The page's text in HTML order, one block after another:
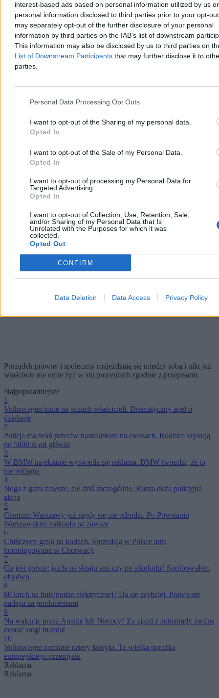
interest-based ads based on personal information utilized by us or
personal information disclosed to third parties prior to your opt-
may separately opt-out of the further disclosure of your personal
information by third parties on the IAB’s list of downstream
This information may also be disclosed by us to third parties on
List of Downstream Participants that may further disclose it to
parties.
Personal Data Processing Opt Outs
I want to opt-out of the Sharing of my personal data.
Opted In
I want to opt-out of the Sale of my Personal Data.
Opted In
I want to opt-out of processing my Personal Data for
Targeted Advertising.
Opted In
I want to opt-out of Collection, Use, Retention, Sale,
and/or Sharing of my Personal Data that Is
Unrelated with the Purposes for which it was
collected.
Opted Out
CONFIRM
Data Deletion Data Access Privacy Policy
Niech robią co chcą. Potem my żyjmy dalej, jakby nic się nie
zmieniło. Jeśli policja będzie chciała nam wlepić mandat, to i tak to
zrobi, nie podając nawet powodu – na co też można znaleźć liczne
przykłady w rodzaju kanału „audyt obywatelski”.
Reklama
Reklama
Porządek prawny i społeczny rozjeżdżają się między sobą i nikt już
właściwie nie umie żyć w stu procentach zgodnie z przepisami.
Najpopularniejsze
1
Volkswagen tonie na oczach właścicieli. Dramatyczny apel o
działanie
2
Policja ma broń przeciw nastolatkom na crossach. Rodzice szykują
po 5000 zł od główki
3
W BMW na ekranie wyświetla się reklama. BMW twierdzi, że to
nie reklama
4
Noga z gazu zawsze, ale dziś szczególnie. Rusza duża policyjna
akcja
5
Centrum Warszawy już nigdy się nie odrodzi. Po Powstaniu
Warszawskim zniknęło na zawsze
6
Chińczycy grają na kodach. Sprzedają w Polsce auta
homologowane w Chorwacji
7
Co jest gorsze: jazda na skraju snu czy po alkoholu? Spróbowałem
obydwu
8
80 km/h na hulajnodze elektrycznej? Da się szybciej. Prawo nie
nadąża za producentami
9
Na wakacje przez Austrię lub Niemcy? Za zjazd z autostrady można
dostać srogi mandat
10
Volkswagen zamknie cztery fabryki. To wielka porażka
europejskiego przemysłu
Reklama
Reklama